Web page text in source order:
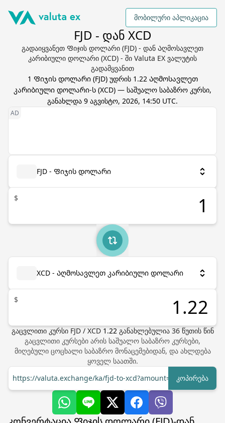
მობილური აპლიკაცია
FJD - დან XCD
გადაიყვანეთ Ფიჯის დოლარი (FJD) - დან Აღმოსავლეთ
კარიბიული დოლარი (XCD) - ში Valuta EX ვალუტის
გადამყვანით
1 Ფიჯის დოლარი(FJD) უდრის 1.22 Აღმოსავლეთ
კარიბიული დოლარი-ს (XCD) — საშუალო საბაზრო კურსი,
განახლდა 9 აგვისტო, 2026, 14:50 UTC.
FJD - Ფიჯის დოლარი
$
XCD - Აღმოსავლეთ კარიბიული დოლარი
$
გაცვლითი კურსი FJD/ XCD 1.22 განახლებულია 36წუთის წინ
გაცვლითი კურსები არის საშუალო საბაზრო კურსები,
მიღებული ცოცხალი საბაზრო მონაცემებიდან, და ახლდება
ყოველ საათში.
https://valuta.exchange/ka/fjd-to-xcd?amount=1
კოპირება